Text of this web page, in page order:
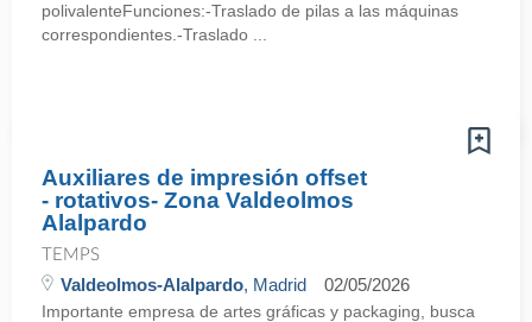
polivalenteFunciones:-Traslado de pilas a las máquinas
correspondientes.-Traslado ...
Auxiliares de impresión offset
- rotativos- Zona Valdeolmos
Alalpardo
TEMPS
Valdeolmos-Alalpardo, Madrid 02/05/2026
Importante empresa de artes gráficas y packaging, busca